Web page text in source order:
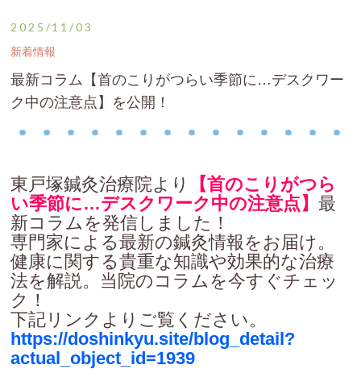
2025/11/03
新着情報
最新コラム【首のこりがつらい季節に…デスクワー
ク中の注意点】を公開！
東戸塚鍼灸治療院より
【首のこりがつら
い季節に…デスクワーク中の注意点】最
新コラムを発信しました！
専門家による最新の鍼灸情報をお届け。
健康に関する貴重な知識や効果的な治療
法を解説。当院のコラムを今すぐチェッ
ク！
下記リンクよりご覧ください。
https://doshinkyu.site/blog_detail?
actual_object_id=1939